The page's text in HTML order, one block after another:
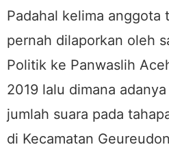
Padahal kelima anggota
pernah dilaporkan oleh
Politik ke Panwaslih
2019 lalu dimana
jumlah suara pada
di Kecamatan